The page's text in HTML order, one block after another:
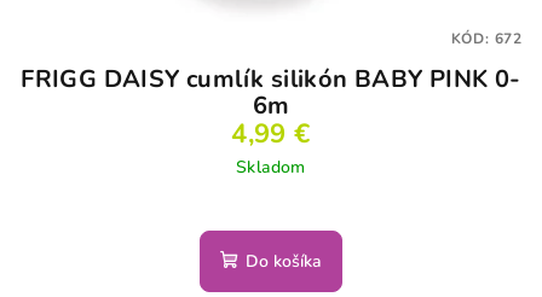
FRIGG DAISY cumlík silikón BABY PINK 0-
6m
4,99 €
Skladom
Do košíka
KÓD: 672